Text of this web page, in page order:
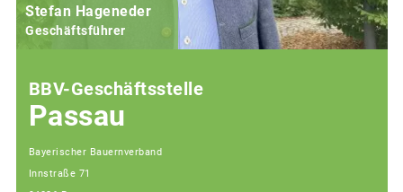
Stefan Hageneder
Geschäftsführer
BBV-Geschäftsstelle
Passau
Bayerischer Bauernverband
Innstraße 71